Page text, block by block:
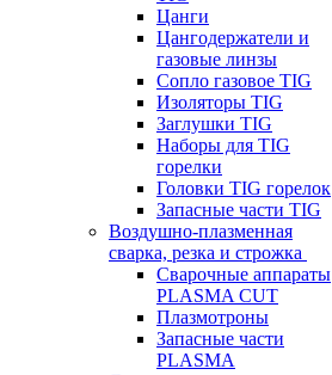
Цанги
Цангодержатели и
газовые линзы
Сопло газовое TIG
Изоляторы TIG
Заглушки TIG
Наборы для TIG
горелки
Головки TIG горелок
Запасные части TIG
Воздушно-плазменная
сварка, резка и строжка
Сварочные аппараты
PLASMA CUT
Плазмотроны
Запасные части
PLASMA